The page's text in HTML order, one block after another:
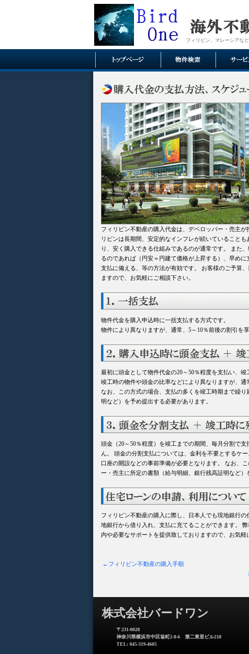
フィリピン、マレーシアな
フィリピン不動産の購入代金は、デベロッパー・売主
リピンは長期間、安定的なインフレが続いていること
り、安く購入できる仕組みであるのが通常です。 また
るのであれば（円安＝円建て価格が上昇する）、早め
支払に備える、等の方法が有効です。 お客様のご予算
ますので、お気軽にご相談下さい。
物件代金を購入申込時に一括支払する方式です。
物件により異なりますが、通常、5～10％前後の割引を享
最初に頭金として物件代金の20～50％程度を支払い、竣
竣工時の物件や頭金の比率などにより異なりますが、通
なお、この方式の場合、支払の多くを竣工時期まで繰
明など）を予め提出する必要があります。
頭金（20～50％程度）を竣工までの期間、毎月分割で
ん。 頭金の分割支払については、金利を不要とするケ
口座の開設などの事前準備が必要となります。 なお、
ー・売主に所定の書類（給与明細、銀行残高証明など）
フィリピン不動産の購入に際し、日本人でも現地銀行
地銀行から借り入れ、支払に充てることができます。
内や必要なサポートを提供致しておりますので、お気軽
←フィリピン不動産の購入手順
株式会社バードワン
〒231-0028
神奈川県横浜市中区翁町2-8-6 第二東里ビル218
TEL: 045-319-4605